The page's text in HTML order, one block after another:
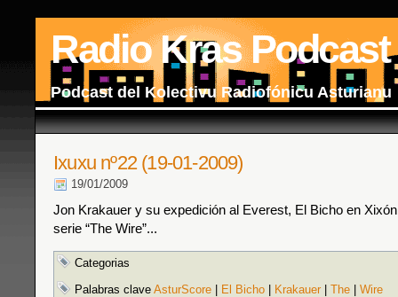
Radio Kras Podcast
Podcast del Kolectivu Radiofónicu Asturianu
Ixuxu nº22 (19-01-2009)
19/01/2009
Jon Krakauer y su expedición al Everest, El Bicho en
serie “The Wire”...
Categorias
Palabras clave AsturScore El Bicho Krakauer The
Wire